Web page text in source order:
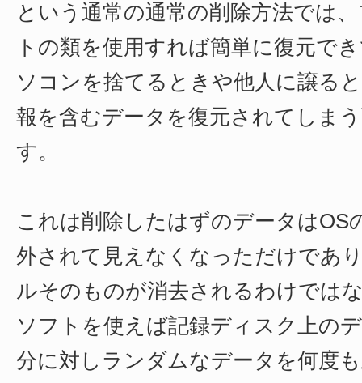
という通常の通常の削除方法では
トの類を使用すれば簡単に復元で
ソコンを捨てるときや他人に譲る
報を含むデータを復元されてしま
す。
これは削除したはずのデータはOS
外されて見えなくなっただけであ
ルそのものが消去されるわけでは
ソフトを使えば記録ディスク上の
分に対しランダムなデータを何度